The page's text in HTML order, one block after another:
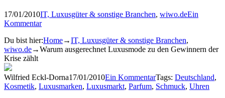
17/01/2010IT, Luxusgüter & sonstige Branchen, wiwo.deEin
Kommentar
Du bist hier:Home→IT, Luxusgüter & sonstige Branchen,
wiwo.de→Warum ausgerechnet Luxusmode zu den Gewinnern der
Krise zählt
Wilfried Eckl-Dorna17/01/2010Ein KommentarTags: Deutschland,
Kosmetik, Luxusmarken, Luxusmarkt, Parfum, Schmuck, Uhren